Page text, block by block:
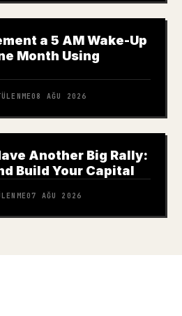
a 5 AM Wake-Up
Month Using
08 AĞU 2026
Another Big Rally:
Build Your Capital
07 AĞU 2026